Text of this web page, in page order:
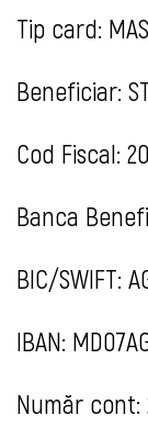
Tip card:
Beneficiar:
Cod Fiscal:
Banca
BIC/SWIFT:
IBAN:
Număr cont: